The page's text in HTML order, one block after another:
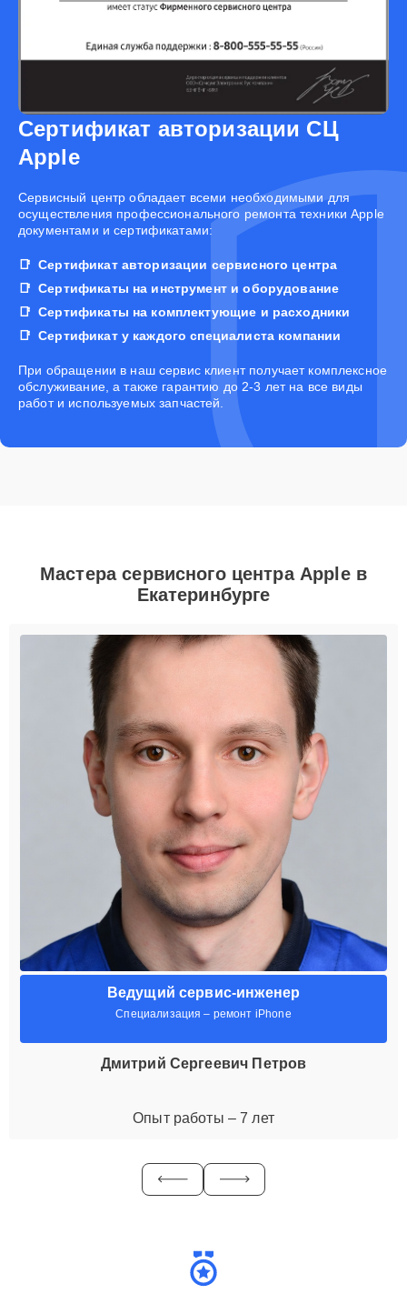
Сертификат авторизации СЦ
Apple
Cервисный центр обладает всеми необходимыми для
осуществления профессионального ремонта техники Apple
документами и сертификатами:
Сертификат авторизации сервисного центра
Сертификаты на инструмент и оборудование
Сертификаты на комплектующие и расходники
Сертификат у каждого специалиста компании
При обращении в наш сервис клиент получает комплексное
обслуживание, а также гарантию до 2-3 лет на все виды
работ и используемых запчастей.
Мастера сервисного центра Apple в
Екатеринбурге
Ведущий сервис-инженер
Специализация – ремонт iPhone
Дмитрий Сергеевич Петров
Опыт работы – 7 лет